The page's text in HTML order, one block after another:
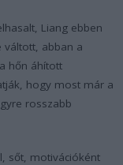
Liang ebben
váltott, abban a
hőn áhított
hogy most már a
rosszabb
sőt, motivációként